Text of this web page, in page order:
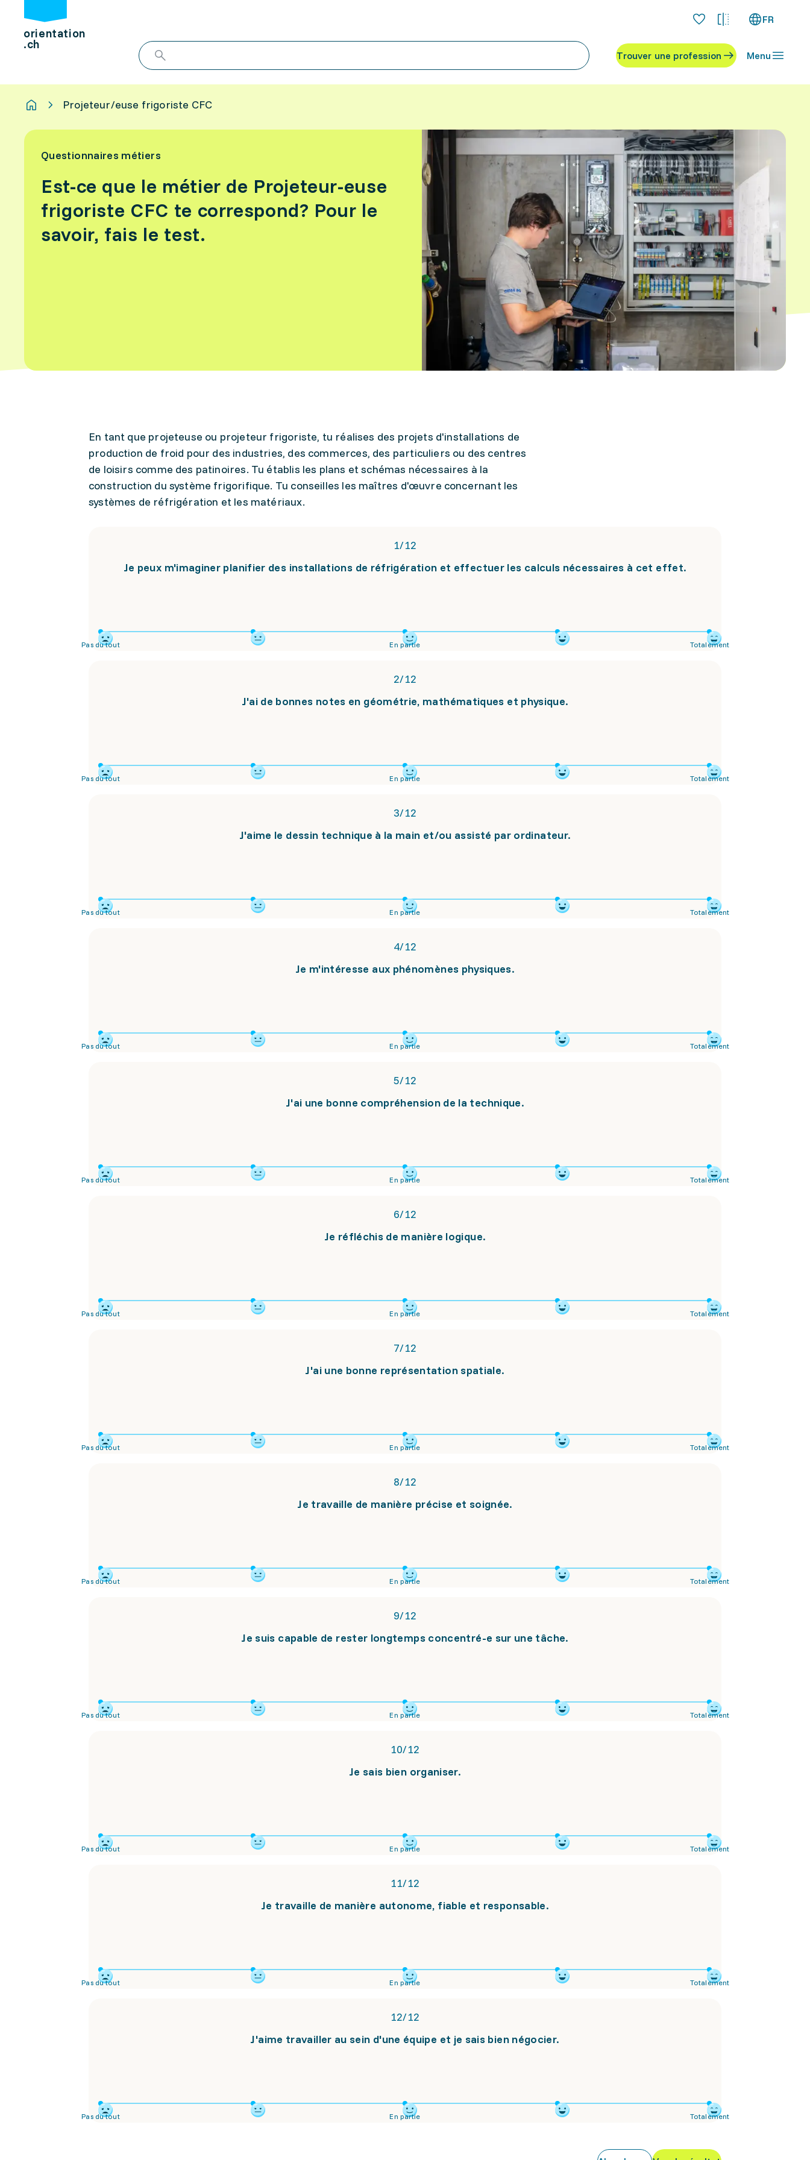
orientation
.ch
FR
Trouver une profession Menu
Projeteur/euse frigoriste CFC
Questionnaires métiers
Est-ce que le métier de Projeteur-euse
frigoriste CFC te correspond? Pour le
savoir, fais le test.
En tant que projeteuse ou projeteur frigoriste, tu réalises des projets d'installations de
production de froid pour des industries, des commerces, des particuliers ou des centres
de loisirs comme des patinoires. Tu établis les plans et schémas nécessaires à la
construction du système frigorifique. Tu conseilles les maîtres d'œuvre concernant les
systèmes de réfrigération et les matériaux.
1/12
Je peux m'imaginer planifier des installations de réfrigération et effectuer les calculs nécessaires à cet effet.
Pas du tout En partie Totalement
2/12
J'ai de bonnes notes en géométrie, mathématiques et physique.
Pas du tout En partie Totalement
3/12
J'aime le dessin technique à la main et/ou assisté par ordinateur.
Pas du tout En partie Totalement
4/12
Je m'intéresse aux phénomènes physiques.
Pas du tout En partie Totalement
5/12
J'ai une bonne compréhension de la technique.
Pas du tout En partie Totalement
6/12
Je réfléchis de manière logique.
Pas du tout En partie Totalement
7/12
J'ai une bonne représentation spatiale.
Pas du tout En partie Totalement
8/12
Je travaille de manière précise et soignée.
Pas du tout En partie Totalement
9/12
Je suis capable de rester longtemps concentré-e sur une tâche.
Pas du tout En partie Totalement
10/12
Je sais bien organiser.
Pas du tout En partie Totalement
11/12
Je travaille de manière autonome, fiable et responsable.
Pas du tout En partie Totalement
12/12
J'aime travailler au sein d'une équipe et je sais bien négocier.
Pas du tout En partie Totalement